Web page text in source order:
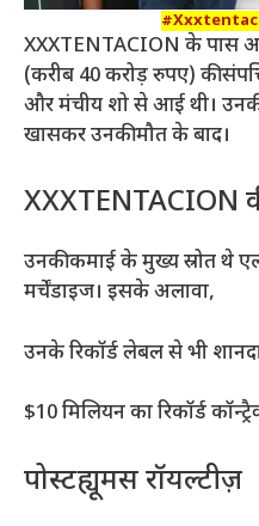
XXXTENTACION के पास
(करीब 40 करोड़ रुपए) की
और मंचीय शो से आई थी। उनकी
खासकर उनकी मौत के बाद।
XXXTENTACION
उनकी कमाई के मुख्य स्रोत थे
मर्चेंडाइज। इसके अलावा,
उनके रिकॉर्ड लेबल से भी
$10 मिलियन का रिकॉर्ड
पोस्टह्यूमस रॉयल्टीज़